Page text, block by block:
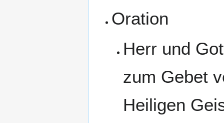
Oration
Herr und
zum Gebet
Heiligen